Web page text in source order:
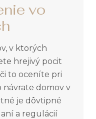
vo
v ktorých
hrejivý pocit
to oceníte pri
návrate domov v
je dôvtipné
a regulácií